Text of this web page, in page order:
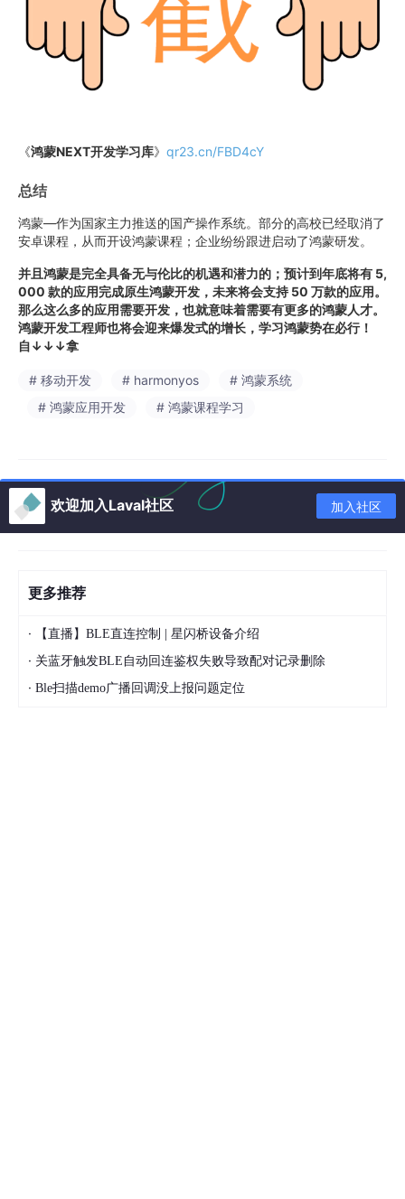
《鸿蒙NEXT开发学习库》 qr23.cn/FBD4cY
总结
鸿蒙—作为国家主力推送的国产操作系统。部分的高校已经取消了
安卓课程，从而开设鸿蒙课程；企业纷纷跟进启动了鸿蒙研发。
并且鸿蒙是完全具备无与伦比的机遇和潜力的；预计到年底将有 5,
000 款的应用完成原生鸿蒙开发，未来将会支持 50 万款的应用。
那么这么多的应用需要开发，也就意味着需要有更多的鸿蒙人才。
鸿蒙开发工程师也将会迎来爆发式的增长，学习鸿蒙势在必行！
自↓↓↓拿
# 移动开发 # harmonyos
# 鸿蒙系统
# 鸿蒙应用开发
# 鸿蒙课程学习
欢迎加入Laval社区 加入社区
更多推荐
· 【直播】BLE直连控制 | 星闪桥设备介绍
· 关蓝牙触发BLE自动回连鉴权失败导致配对记录删除
· Ble扫描demo广播回调没上报问题定位